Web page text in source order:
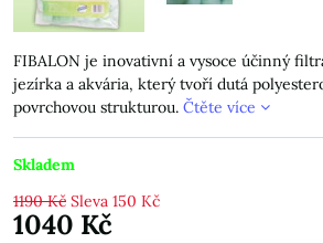
FIBALON je inovativní a vysoce účinný
jezírka a akvária, který tvoří dutá
povrchovou strukturou. Čtěte více
Skladem
1190 Kč Sleva 150 Kč
1040 Kč